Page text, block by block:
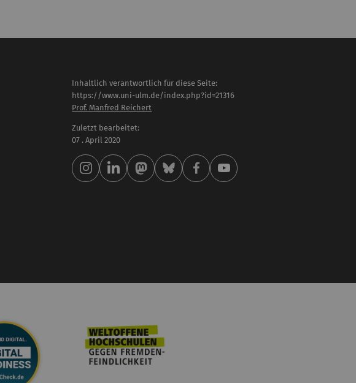
Inhaltlich verantwortlich für diese Seite:
https://www.uni-ulm.de/index.php?id=21316
Prof. Manfred Reichert
Zuletzt bearbeitet:
07 . April 2020